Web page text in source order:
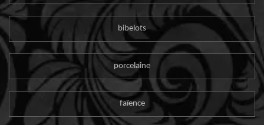
bibelots
porcelaine
faïence